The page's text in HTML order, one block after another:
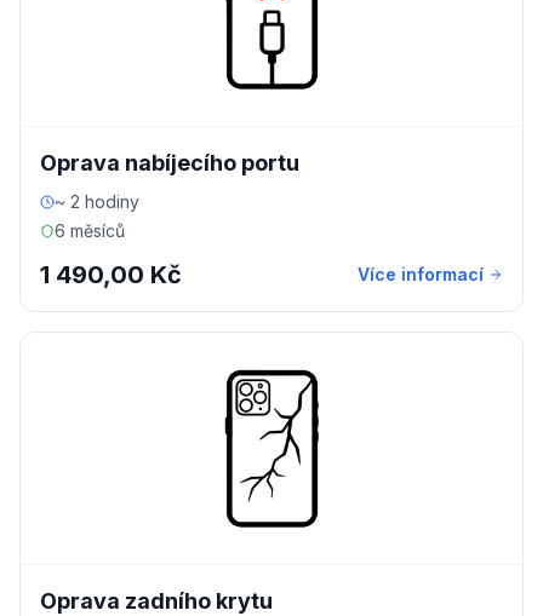
Oprava nabíjecího portu
~ 2 hodiny
6 měsíců
1 490,00 Kč Více informací
Oprava zadního krytu